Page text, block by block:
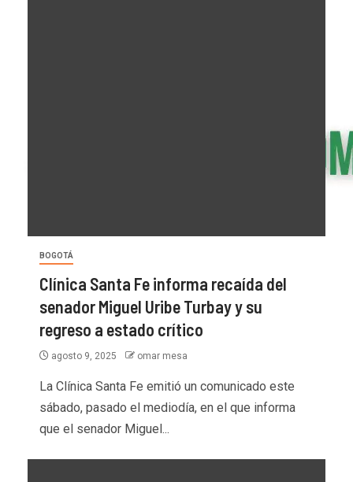
BOGOTÁ
Clínica Santa Fe informa recaída del
senador Miguel Uribe Turbay y su
regreso a estado crítico
agosto 9, 2025 omar mesa
La Clínica Santa Fe emitió un comunicado este
sábado, pasado el mediodía, en el que informa
que el senador Miguel...